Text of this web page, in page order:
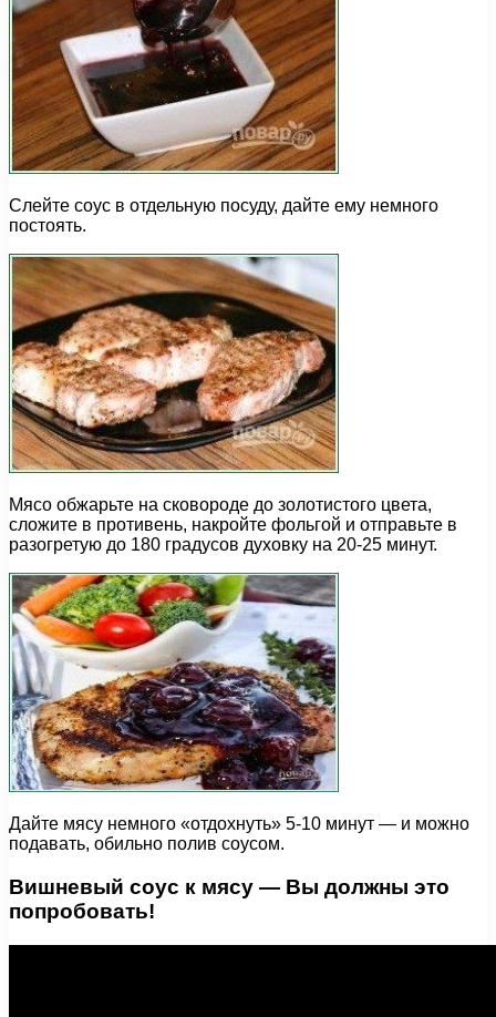
Слейте соус в отдельную посуду, дайте ему немного
постоять.
Мясо обжарьте на сковороде до золотистого цвета,
сложите в противень, накройте фольгой и отправьте в
разогретую до 180 градусов духовку на 20-25 минут.
Дайте мясу немного «отдохнуть» 5-10 минут — и можно
подавать, обильно полив соусом.
Вишневый соус к мясу — Вы должны это
попробовать!